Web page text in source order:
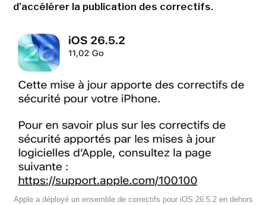
d'accélérer la publication des correctifs.
Apple a déployé un ensemble de correctifs pour iOS 26.5.2 en dehors